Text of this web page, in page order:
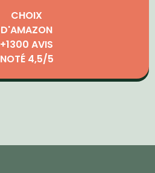
CHOIX
D'AMAZON
+1300 AVIS
NOTÉ 4,5/5